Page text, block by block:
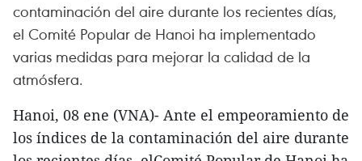
contaminación del aire durante los recientes días,
el Comité Popular de Hanoi ha implementado
varias medidas para mejorar la calidad de la
atmósfera.
Hanoi, 08 ene (VNA)- Ante el empeoramiento de
los índices de la contaminación del aire durante